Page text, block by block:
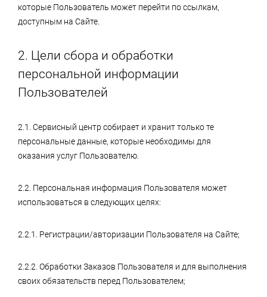
которые Пользователь может перейти по ссылкам,
доступным на Сайте.
2. Цели сбора и обработки
персональной информации
Пользователей
2.1. Сервисный центр собирает и хранит только те
персональные данные, которые необходимы для
оказания услуг Пользователю.
2.2. Персональная информация Пользователя может
использоваться в следующих целях:
2.2.1. Регистрации/авторизации Пользователя на Сайте;
2.2.2. Обработки Заказов Пользователя и для выполнения
своих обязательств перед Пользователем;